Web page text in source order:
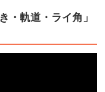
・軌道・ライ角」